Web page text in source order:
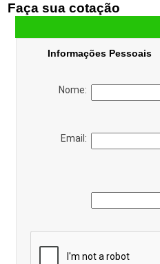
Faça sua cotação
Informações Pessoais
Nome:
Email: